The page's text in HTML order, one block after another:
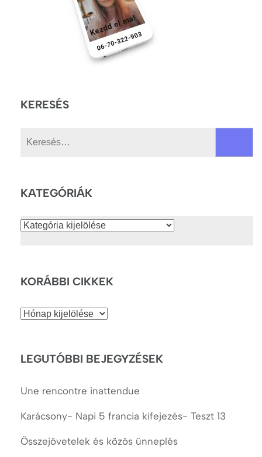
KERESÉS
KATEGÓRIÁK
Kategóriák
KORÁBBI CIKKEK
Korábbi
LEGUTÓBBI BEJEGYZÉSEK
Une rencontre inattendue
Karácsony- Napi 5 francia kifejezés- Teszt 13
Összejövetelek és közös ünneplés